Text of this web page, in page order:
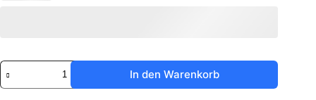
Schlüsselanhänger
mit
Kunstleder
In den Warenkorb